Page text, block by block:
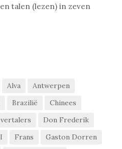
talen (lezen) in zeven
Alva
Antwerpen
Brazilië
Chinees
Don Frederik
Frans
Gaston Dorren